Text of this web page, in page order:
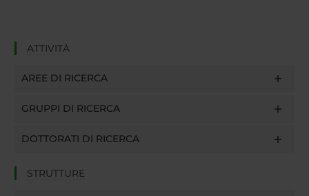
ATTIVITÀ
AREE DI RICERCA
GRUPPI DI RICERCA
DOTTORATI DI RICERCA
STRUTTURE